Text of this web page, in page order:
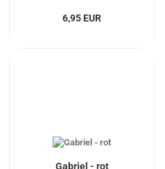
6,95 EUR
Gabriel - rot